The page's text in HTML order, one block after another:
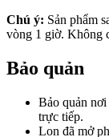
Chú ý: Sản phẩm
vòng 1 giờ. Không
Bảo quản
Bảo quản nơi
trực tiếp.
Lon đã mở